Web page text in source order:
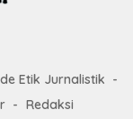
Etik Jurnalistik
Redaksi